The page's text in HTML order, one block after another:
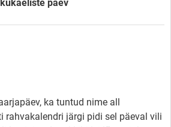
päev
ka tuntud nime all
rahvakalendri järgi pidi sel päeval vili